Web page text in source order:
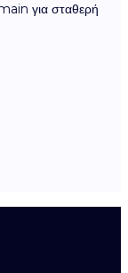
για σταθερή